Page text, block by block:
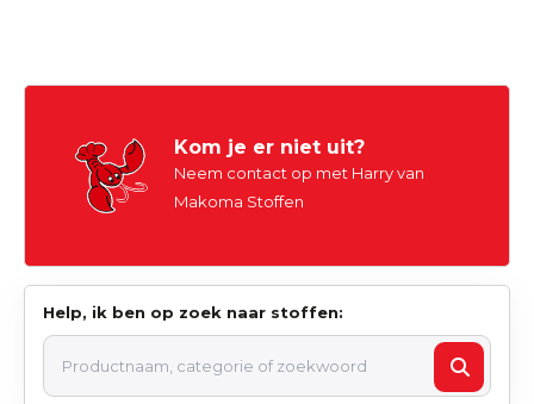
Kom je er niet uit?
Neem contact op met Harry van
Makoma Stoffen
Help, ik ben op zoek naar stoffen: